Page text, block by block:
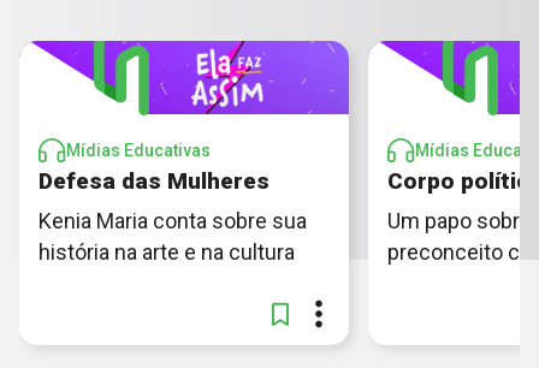
Mídias Educativas
Defesa das Mulheres
Kenia Maria conta sobre sua
história na arte e na cultura
Mídias
Corpo
Um papo sobre
preconceito